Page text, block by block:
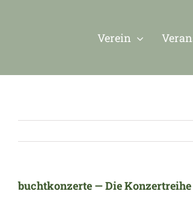
Verein
buchtkonzerte — Die